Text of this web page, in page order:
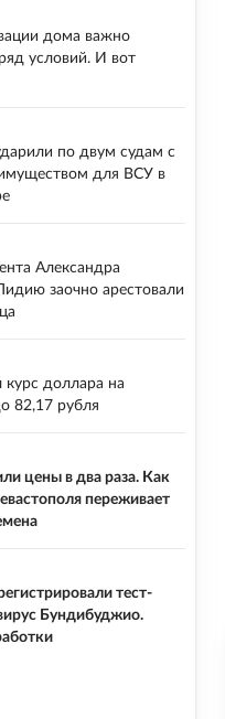
дома важно
условий. И вот
по двум судам с
для ВСУ в
Александра
заочно арестовали
доллара на
82,17 рубля
цены в два раза. Как
переживает
тест-
Бундибуджио.